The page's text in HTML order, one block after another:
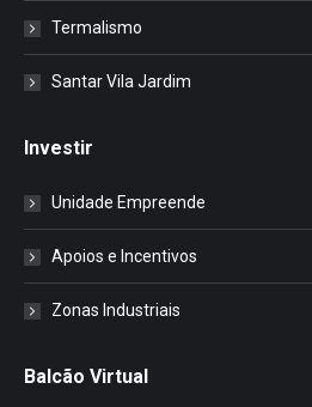
Termalismo
Santar Vila Jardim
Investir
Unidade Empreende
Apoios e Incentivos
Zonas Industriais
Balcão Virtual